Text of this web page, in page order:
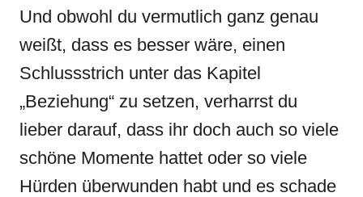
Und obwohl du vermutlich ganz genau
weißt, dass es besser wäre, einen
Schlussstrich unter das Kapitel
„Beziehung“ zu setzen, verharrst du
lieber darauf, dass ihr doch auch so viele
schöne Momente hattet oder so viele
Hürden überwunden habt und es schade